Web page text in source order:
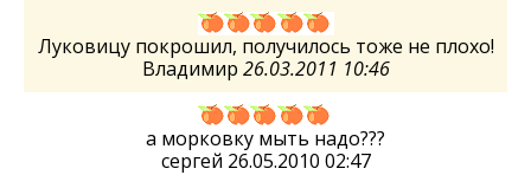
Луковицу покрошил, получилось тоже не плохо!
Владимир 26.03.2011 10:46
а морковку мыть надо???
сергей 26.05.2010 02:47